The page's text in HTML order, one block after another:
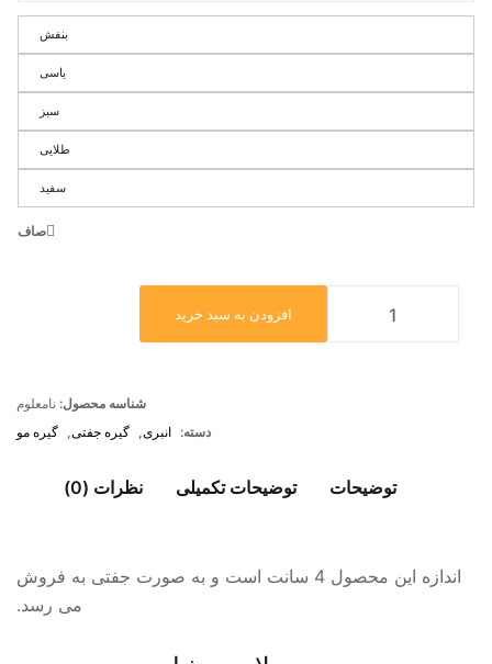
بنفش
یاسی
سبز
طلایی
سفید
صاف
افزودن به سبد خرید
شناسه محصول: نامعلوم
دسته: انبری گیره جفتی گیره مو
توضیحات توضیحات تکمیلی نظرات (0)
اندازه این محصول 4 سانت است و به صورت جفتی به فروش
می رسد.